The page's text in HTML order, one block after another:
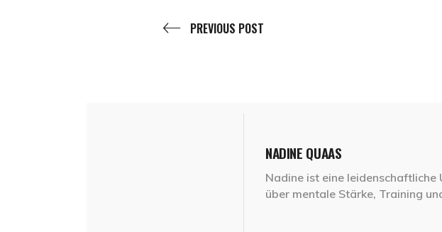
PREVIOUS POST
NADINE QUAAS
Nadine ist eine
über mentale Stärke, Training